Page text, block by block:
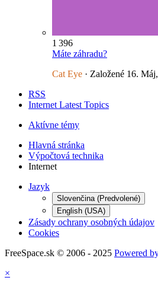
1 396
Máte záhradu?
Cat Eye · Založené 16.
RSS
Internet Latest Topics
Aktívne témy
Hlavná stránka
Výpočtová technika
Internet
Jazyk
Slovenčina (Predvolené)
English (USA)
Zásady ochrany osobných údajov
Cookies
FreeSpace.sk © 2006 - 2025 Powered
×